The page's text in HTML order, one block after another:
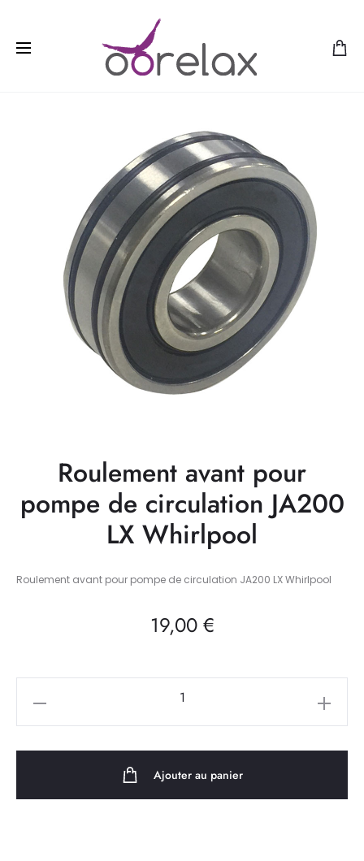
Roulement avant pour
pompe de circulation JA200
LX Whirlpool
Roulement avant pour pompe de circulation JA200 LX Whirlpool
19,00 €
Ajouter au panier